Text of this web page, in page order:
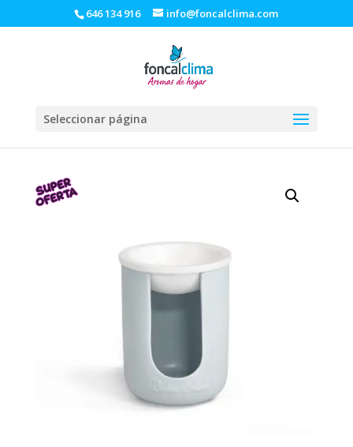
646 134 916 info@foncalclima.com
Seleccionar página